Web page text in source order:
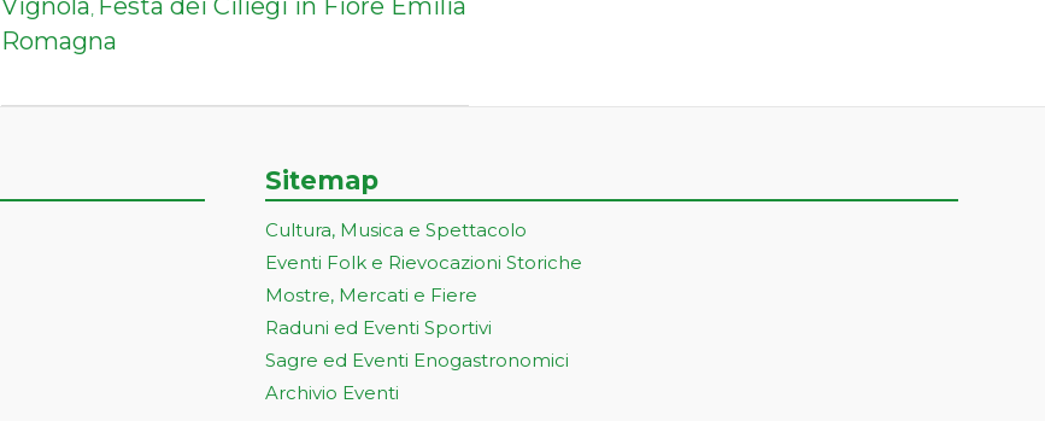
Vignola, Festa dei Ciliegi in Fiore Emilia
Romagna
Sitemap
Cultura, Musica e Spettacolo
Eventi Folk e Rievocazioni Storiche
Mostre, Mercati e Fiere
Raduni ed Eventi Sportivi
Sagre ed Eventi Enogastronomici
Archivio Eventi